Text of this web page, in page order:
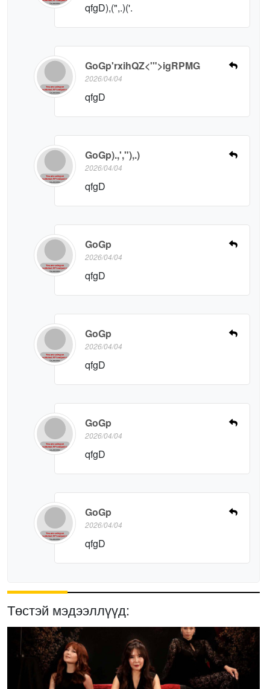
qfgD),(",.)('.
GoGp'rxihQZ<'">igRPMG
2026/04/04
qfgD
GoGp).,',"),.)
2026/04/04
qfgD
GoGp
2026/04/04
qfgD
GoGp
2026/04/04
qfgD
GoGp
2026/04/04
qfgD
GoGp
2026/04/04
qfgD
Төстэй мэдээллүүд: